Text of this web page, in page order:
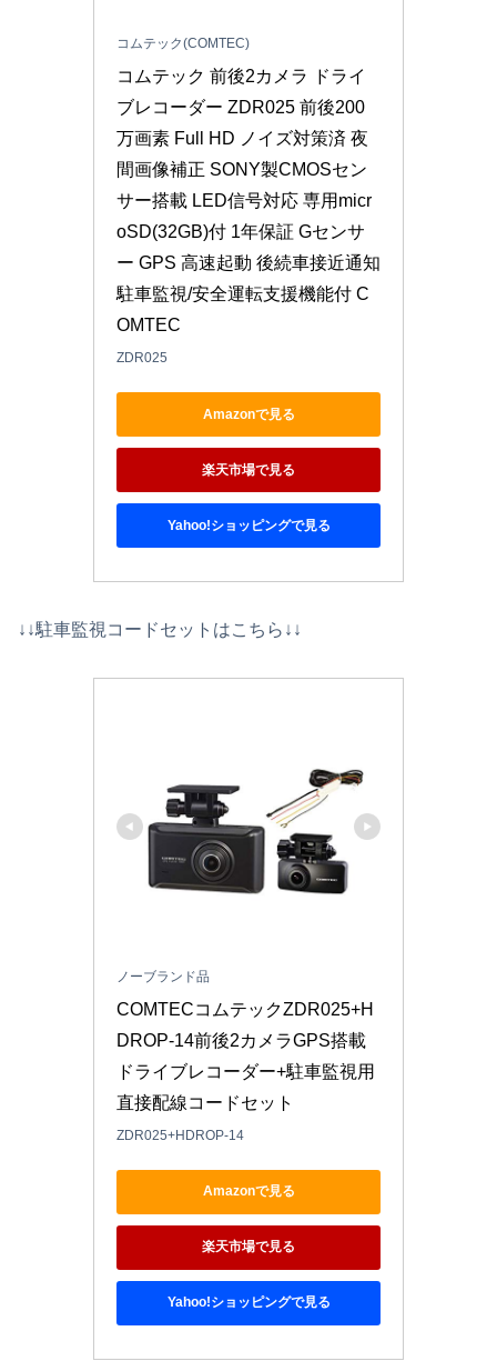
コムテック(COMTEC)
コムテック 前後2カメラ ドライ
ブレコーダー ZDR025 前後200
万画素 Full HD ノイズ対策済 夜
間画像補正 SONY製CMOSセン
サー搭載 LED信号対応 専用micr
oSD(32GB)付 1年保証 Gセンサ
ー GPS 高速起動 後続車接近通知
駐車監視/安全運転支援機能付 C
OMTEC
ZDR025
Amazonで見る
楽天市場で見る
Yahoo!ショッピングで見る
↓↓駐車監視コードセットはこちら↓↓
ノーブランド品
COMTECコムテックZDR025+H
DROP-14前後2カメラGPS搭載
ドライブレコーダー+駐車監視用
直接配線コードセット
ZDR025+HDROP-14
Amazonで見る
楽天市場で見る
Yahoo!ショッピングで見る